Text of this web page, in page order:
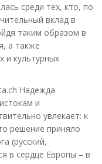
среди тех, кто, по
вклад в
таким образом в
а также
и культурных
Надежда
и
увлекает: к
решение приняло
(русский,
в сердце Европы – в